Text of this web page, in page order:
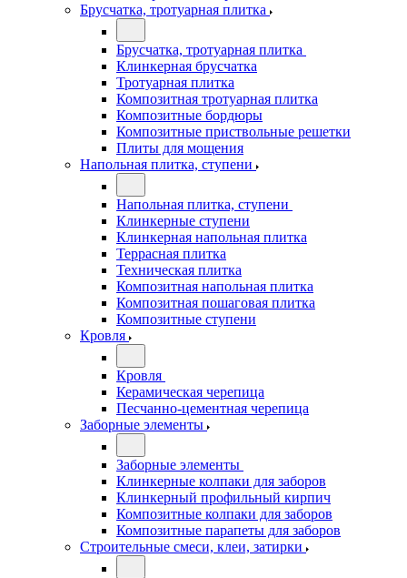
Брусчатка, тротуарная плитка
Брусчатка, тротуарная плитка
Клинкерная брусчатка
Тротуарная плитка
Композитная тротуарная плитка
Композитные бордюры
Композитные приствольные решетки
Плиты для мощения
Напольная плитка, ступени
Напольная плитка, ступени
Клинкерные ступени
Клинкерная напольная плитка
Террасная плитка
Техническая плитка
Композитная напольная плитка
Композитная пошаговая плитка
Композитные ступени
Кровля
Кровля
Керамическая черепица
Песчанно-цементная черепица
Заборные элементы
Заборные элементы
Клинкерные колпаки для заборов
Клинкерный профильный кирпич
Композитные колпаки для заборов
Композитные парапеты для заборов
Строительные смеси, клеи, затирки